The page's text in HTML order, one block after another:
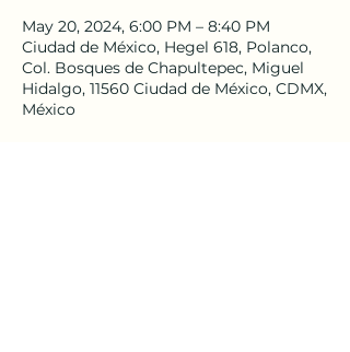
May 20, 2024, 6:00 PM – 8:40 PM
Ciudad de México, Hegel 618, Polanco,
Col. Bosques de Chapultepec, Miguel
Hidalgo, 11560 Ciudad de México, CDMX,
México